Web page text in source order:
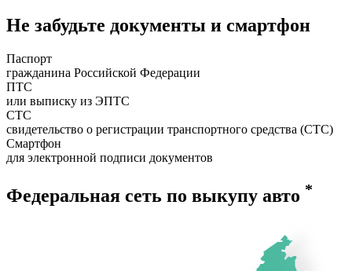
Не забудьте документы и смартфон
Паспорт
гражданина Российской Федерации
ПТС
или выписку из ЭПТС
СТС
свидетельство о регистрации транспортного средства (СТС)
Смартфон
для электронной подписи документов
Федеральная сеть по выкупу авто *